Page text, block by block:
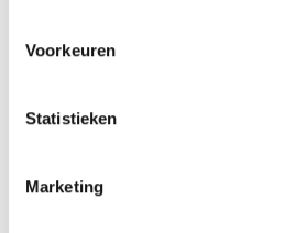
Voorkeuren
Statistieken
Marketing